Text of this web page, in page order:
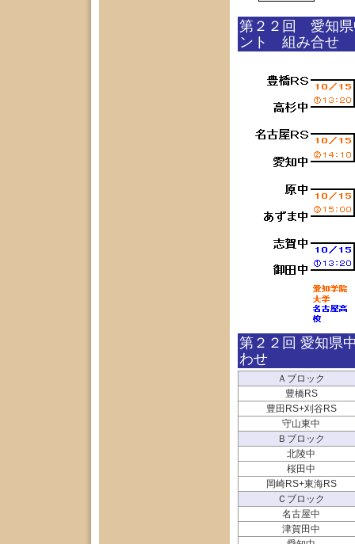
第２２回 愛知県
ント 組み合せ
第２２回 愛知県
わせ
Ａブロック
豊橋RS
豊田RS+刈谷RS
守山東中
Ｂブロック
北陵中
桜田中
岡崎RS+東海RS
Ｃブロック
名古屋中
津賀田中